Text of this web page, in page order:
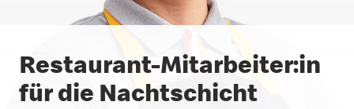
Restaurant-Mitarbeiter:in
für die Nachtschicht